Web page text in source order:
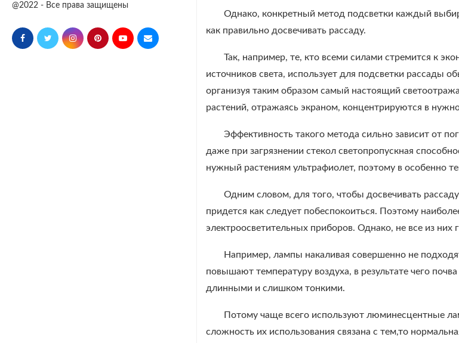
@2022 - Все права защищены
Однако, конкретный метод подсветки каждый
как правильно досвечивать рассаду.
Так, например, те, кто всеми силами стремится к
источников света, использует для подсветки рассады
организуя таким образом самый настоящий
растений, отражаясь экраном, концентрируются в
Эффективность такого метода сильно зависит от
даже при загрязнении стекол светопропускная
нужный растениям ультрафиолет, поэтому в особенно
Одним словом, для того, чтобы досвечивать
придется как следует побеспокоиться. Поэтому
электроосветительных приборов. Однако, не все из них
Например, лампы накаливая совершенно не
повышают температуру воздуха, в результате чего
длинными и слишком тонкими.
Потому чаще всего используют люминесцентные
сложность их использования связана с тем,то